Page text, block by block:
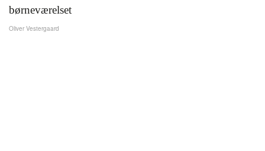
børneværelset
Oliver Vestergaard